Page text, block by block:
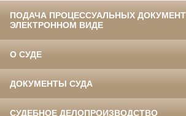
ПОДАЧА ПРОЦЕССУАЛЬНЫХ
ЭЛЕКТРОННОМ ВИДЕ
О СУДЕ
ДОКУМЕНТЫ СУДА
СУДЕБНОЕ ДЕЛОПРОИЗВОДСТВО